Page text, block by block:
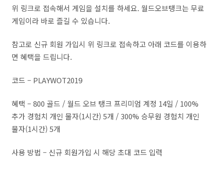
위 링크로 접속해서 게임을 설치를 하세요. 월드오브탱크는 무료
게임이라 바로 즐길 수 있습니다.
참고로 신규 회원 가입시 위 링크로 접속하고 아래 코드를 이용하
면 혜택을 드립니다.
코드 – PLAYWOT2019
혜택 – 800 골드 / 월드 오브 탱크 프리미엄 계정 14일 / 100%
추가 경험치 개인 물자(1시간) 5개 / 300% 승무원 경험치 개인
물자(1시간) 5개
사용 방법 – 신규 회원가입 시 해당 초대 코드 입력